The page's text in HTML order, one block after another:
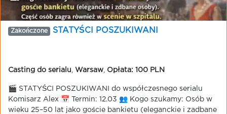
Zakończone STATYŚCI POSZUKIWANI
Casting do serialu Warsaw Opłata: 100 PLN
🎬 STATYŚCI POSZUKIWANI do współczesnego serialu
Komisarz Alex 📅 Termin: 12.03 👥 Kogo szukamy: Osób w
wieku 25–50 lat jako goście bankietu (eleganckie i zadbane